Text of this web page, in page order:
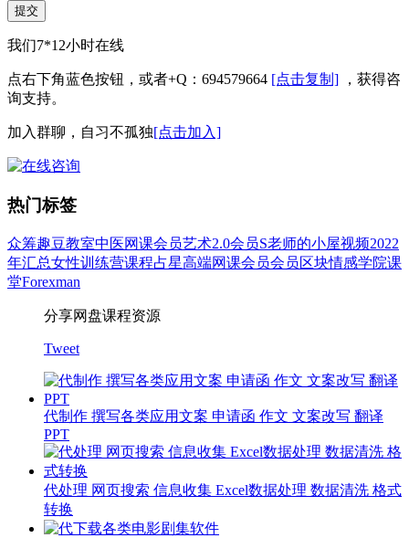
提交
我们7*12小时在线
点右下角蓝色按钮，或者+Q：694579664 [点击复制] ，获得咨
询支持。
加入群聊，自习不孤独[点击加入]
热门标签
众筹趣豆教室中医网课会员艺术2.0会员S老师的小屋视频2022
年汇总女性训练营课程占星高端网课会员会员区块情感学院课
堂Forexman
分享网盘课程资源
Tweet
代制作 撰写各类应用文案 申请函 作文 文案改写 翻译
PPT
代处理 网页搜索 信息收集 Excel数据处理 数据清洗 格式
转换